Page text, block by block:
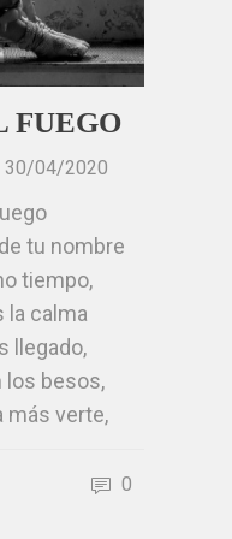
sin darme
vaivén
FUEGO
30/04/2020
tu nombre
tiempo,
la calma
llegado,
los besos,
más verte,
0